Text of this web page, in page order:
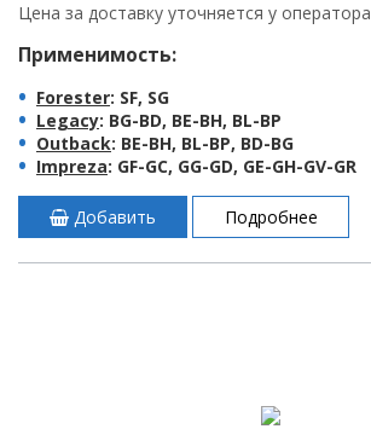
Цена за доставку уточняется у оператора
Применимость:
Forester: SF, SG
Legacy: BG-BD, BE-BH, BL-BP
Outback: BE-BH, BL-BP, BD-BG
Impreza: GF-GC, GG-GD, GE-GH-GV-GR
Добавить Подробнее